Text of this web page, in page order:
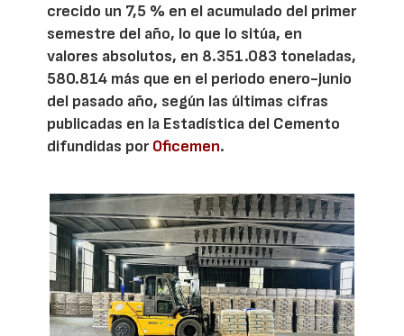
crecido un 7,5 % en el acumulado del primer
semestre del año, lo que lo sitúa, en
valores absolutos, en 8.351.083 toneladas,
580.814 más que en el periodo enero-junio
del pasado año, según las últimas cifras
publicadas en la Estadística del Cemento
difundidas porOficemen.